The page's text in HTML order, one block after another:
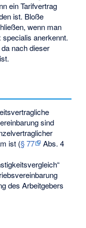
ein Tarifvertrag
ist. Bloße
wenn man
anerkennt.
nach dieser
sind
ist (§ 77
Abs. 4
des Arbeitgebers